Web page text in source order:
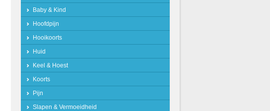
Baby & Kind
Hoofdpijn
Hooikoorts
Huid
Keel & Hoest
Koorts
Pijn
Slapen & Vermoeidheid